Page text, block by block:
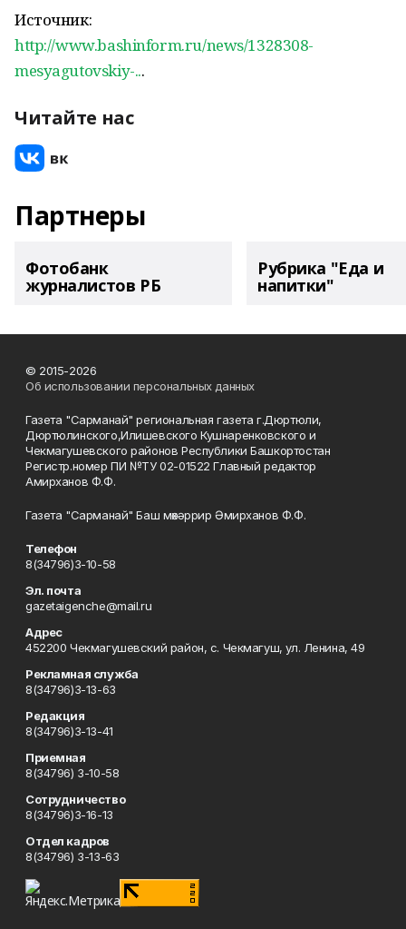
Источник:
http://www.bashinform.ru/news/1328308-
mesyagutovskiy-...
Читайте нас
Партнеры
Фотобанк
журналистов РБ
Рубрика "Еда и
напитки"
© 2015-2026
Об использовании персональных данных
Газета "Сарманай" региональная газета г.Дюртюли,
Дюртюлинского,Илишевского Кушнаренковского и
Чекмагушевского районов Республики Башкортостан
Регистр.номер ПИ №ТУ 02-01522 Главный редактор
Амирханов Ф.Ф.
Газета "Сарманай" Баш мөхәррир Әмирханов Ф.Ф.
Телефон
8(34796)3-10-58
Эл. почта
gazetaigenche@mail.ru
Адрес
452200 Чекмагушевский район, с. Чекмагуш, ул. Ленина, 49
Рекламная служба
8(34796)3-13-63
Редакция
8(34796)3-13-41
Приемная
8(34796) 3-10-58
Сотрудничество
8(34796)3-16-13
Отдел кадров
8(34796) 3-13-63